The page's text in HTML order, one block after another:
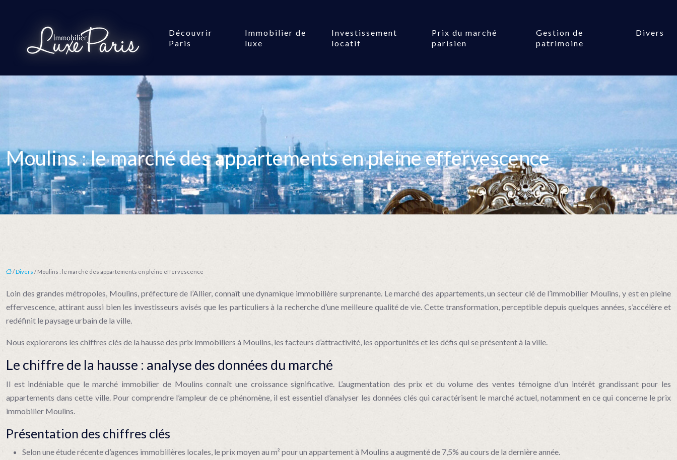
Découvrir
Paris
Immobilier de
luxe
Investissement
locatif
Prix du marché
parisien
Gestion de
patrimoine
Divers
Moulins : le marché des appartements en pleine effervescence
/Divers / Moulins : le marché des appartements en pleine effervescence
Loin des grandes métropoles, Moulins, préfecture de l’Allier, connaît une dynamique immobilière surprenante. Le marché des appartements, un secteur clé de l’immobilier Moulins, y est en pleine
effervescence, attirant aussi bien les investisseurs avisés que les particuliers à la recherche d’une meilleure qualité de vie. Cette transformation, perceptible depuis quelques années, s’accélère et
redéfinit le paysage urbain de la ville.
Nous explorerons les chiffres clés de la hausse des prix immobiliers à Moulins, les facteurs d’attractivité, les opportunités et les défis qui se présentent à la ville.
Le chiffre de la hausse : analyse des données du marché
Il est indéniable que le marché immobilier de Moulins connaît une croissance significative. L’augmentation des prix et du volume des ventes témoigne d’un intérêt grandissant pour les
appartements dans cette ville. Pour comprendre l’ampleur de ce phénomène, il est essentiel d’analyser les données clés qui caractérisent le marché actuel, notamment en ce qui concerne le prix
immobilier Moulins.
Présentation des chiffres clés
Selon une étude récente d’agences immobilières locales, le prix moyen au m² pour un appartement à Moulins a augmenté de 7,5% au cours de la dernière année.